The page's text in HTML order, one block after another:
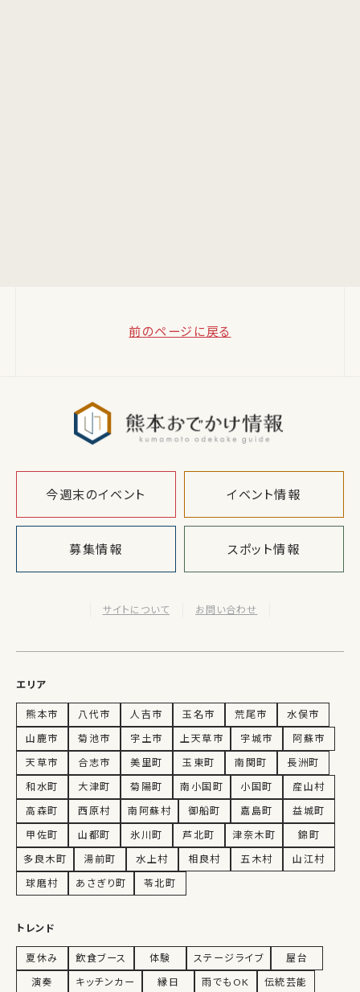
前のページに戻る
今週末のイベント イベント情報
募集情報 スポット情報
サイトについて お問い合わせ
エリア
熊本市 八代市 人吉市 玉名市 荒尾市
水俣市
山鹿市
菊池市 宇土市 上天草市 宇城市
阿蘇市
天草市
合志市 美里町 玉東町 南関町
長洲町
和水町
大津町 菊陽町 南小国町 小国町
産山村
高森町
西原村 南阿蘇村 御船町 嘉島町
益城町
甲佐町
山都町 氷川町 芦北町 津奈木町
錦町
多良木町
湯前町 水上村 相良村 五木村
山江村
球磨村
あさぎり町 苓北町
トレンド
夏休み 飲食ブース 体験 ステージライブ
屋台
演奏
キッチンカー 縁日 雨でもOK 伝統芸能